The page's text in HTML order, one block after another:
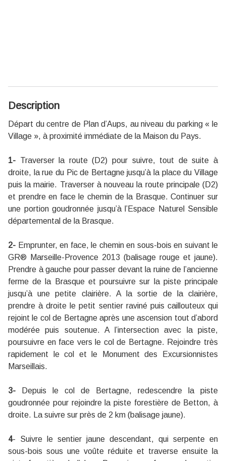
Description
Départ du centre de Plan d’Aups, au niveau du parking « le
Village », à proximité immédiate de la Maison du Pays.
1- Traverser la route (D2) pour suivre, tout de suite à
droite, la rue du Pic de Bertagne jusqu’à la place du Village
puis la mairie. Traverser à nouveau la route principale (D2)
et prendre en face le chemin de la Brasque. Continuer sur
une portion goudronnée jusqu’à l’Espace Naturel Sensible
départemental de la Brasque.
2- Emprunter, en face, le chemin en sous-bois en suivant le
GR® Marseille-Provence 2013 (balisage rouge et jaune).
Prendre à gauche pour passer devant la ruine de l’ancienne
ferme de la Brasque et poursuivre sur la piste principale
jusqu’à une petite clairière. A la sortie de la clairière,
prendre à droite le petit sentier raviné puis caillouteux qui
rejoint le col de Bertagne après une ascension tout d’abord
modérée puis soutenue. A l’intersection avec la piste,
poursuivre en face vers le col de Bertagne. Rejoindre très
rapidement le col et le Monument des Excursionnistes
Marseillais.
3- Depuis le col de Bertagne, redescendre la piste
goudronnée pour rejoindre la piste forestière de Betton, à
droite. La suivre sur près de 2 km (balisage jaune).
4- Suivre le sentier jaune descendant, qui serpente en
sous-bois sous une voûte réduite et traverse ensuite la